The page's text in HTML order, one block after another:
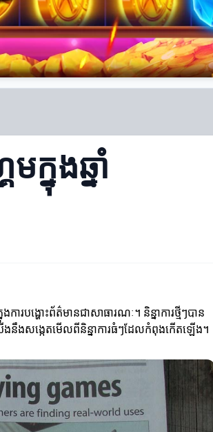
ក្នុងឆ្នាំ
ារបង្ហោះព័ត៌មានជាសាធារណៈ។ និន្នាការថ្មីៗបាន
នឹងសង្កេតមើលពីនិន្នាការធំៗដែលកំពុងកើតឡើង។